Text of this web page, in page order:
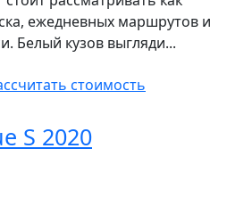
ежедневных маршрутов и
Белый кузов выгляди...
стоимость
S 2020